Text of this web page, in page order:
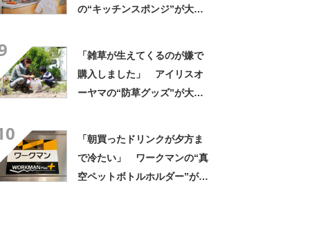
の“キッチンスポンジ”が大好
「雑草が生えてくるのが嫌で
購入しました」 アイリスオ
ーヤマの“防草グッズ”が大人
「朝買ったドリンクが夕方ま
で冷たい」 ワークマンの“真
空ペットボトルホルダー”が大